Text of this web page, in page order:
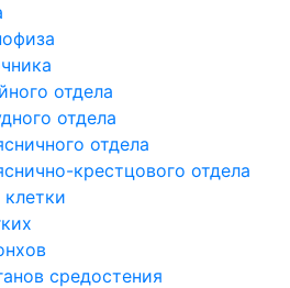
отдела
отдела
отдела
крестцового отдела
средостения